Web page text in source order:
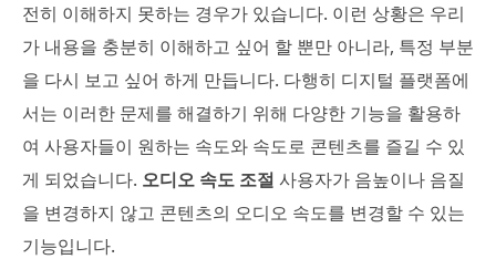
전히 이해하지 못하는 경우가 있습니다. 이런 상황은 우리
가 내용을 충분히 이해하고 싶어 할 뿐만 아니라, 특정 부분
을 다시 보고 싶어 하게 만듭니다. 다행히 디지털 플랫폼에
서는 이러한 문제를 해결하기 위해 다양한 기능을 활용하
여 사용자들이 원하는 속도와 속도로 콘텐츠를 즐길 수 있
게 되었습니다. 오디오 속도 조절 사용자가 음높이나 음질
을 변경하지 않고 콘텐츠의 오디오 속도를 변경할 수 있는
기능입니다.